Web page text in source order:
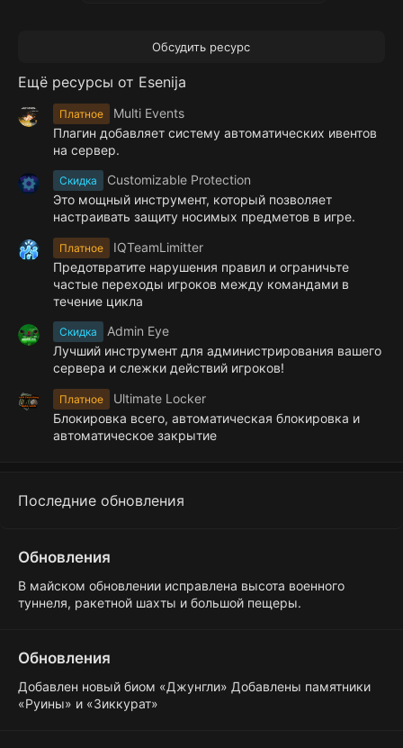
Обсудить ресурс
Ещё ресурсы от Esenija
Платное
Multi Events
Плагин добавляет систему автоматических ивентов
на сервер.
Скидка
Customizable Protection
Это мощный инструмент, который позволяет
настраивать защиту носимых предметов в игре.
Платное
IQTeamLimitter
Предотвратите нарушения правил и ограничьте
частые переходы игроков между командами в
течение цикла
Скидка
Admin Eye
Лучший инструмент для администрирования вашего
сервера и слежки действий игроков!
Платное
Ultimate Locker
Блокировка всего, автоматическая блокировка и
автоматическое закрытие
Последние обновления
Обновления
В майском обновлении исправлена высота военного
туннеля, ракетной шахты и большой пещеры.
Обновления
Добавлен новый биом «Джунгли» Добавлены памятники
«Руины» и «Зиккурат»